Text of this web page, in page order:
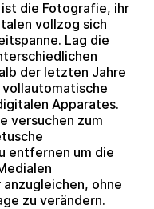
die Fotografie, ihr
vollzog sich
Lag die
der letzten Jahre
Apparates.
versuchen zum
entfernen um die
ohne
zu verändern.